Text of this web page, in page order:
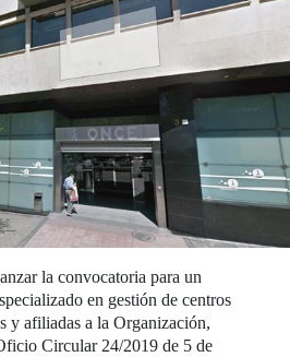
la convocatoria para un
en gestión de centros
y afiliadas a la Organización,
Circular 24/2019 de 5 de